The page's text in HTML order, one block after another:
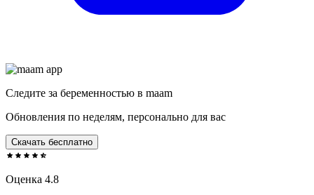
Следите за беременностью в maam
Обновления по неделям, персонально для вас
Скачать бесплатно
Оценка 4.8